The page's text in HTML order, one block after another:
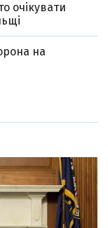
очікувати
на